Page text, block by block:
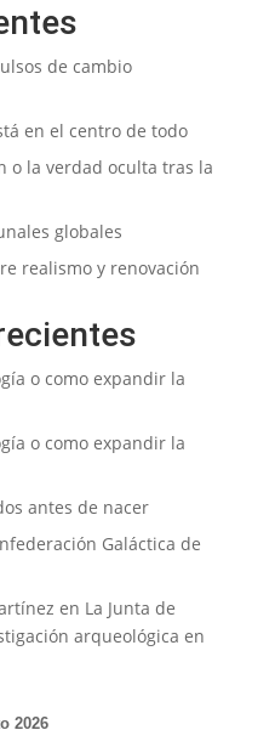
de cambio
en el centro de todo
o la verdad oculta tras la
globales
realismo y renovación
o como expandir la
o como expandir la
antes de nacer
Galáctica de
en La Junta de
arqueológica en
2026